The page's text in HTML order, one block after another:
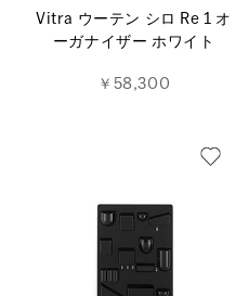
Vitra ウーテン シロ Re 1 オ
ーガナイザー ホワイト
￥58,300